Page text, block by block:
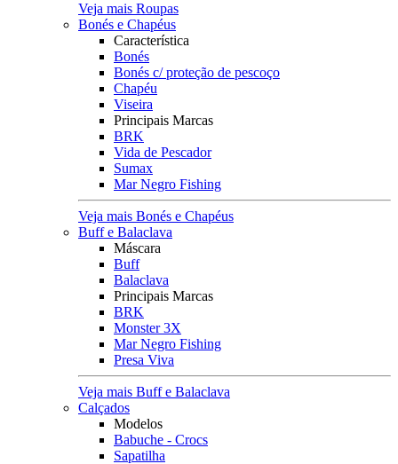
Veja mais Roupas
Bonés e Chapéus
Característica
Bonés
Bonés c/ proteção de pescoço
Chapéu
Viseira
Principais Marcas
BRK
Vida de Pescador
Sumax
Mar Negro Fishing
Veja mais Bonés e Chapéus
Buff e Balaclava
Máscara
Buff
Balaclava
Principais Marcas
BRK
Monster 3X
Mar Negro Fishing
Presa Viva
Veja mais Buff e Balaclava
Calçados
Modelos
Babuche - Crocs
Sapatilha